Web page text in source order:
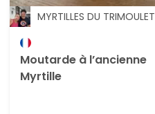
MYRTILLES DU TRIMOULET
Moutarde à l’ancienne
Myrtille